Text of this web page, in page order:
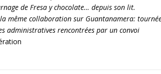
de Fresa y chocolate… depuis son lit.
même collaboration sur Guantanamera:
administratives rencontrées par un convoi